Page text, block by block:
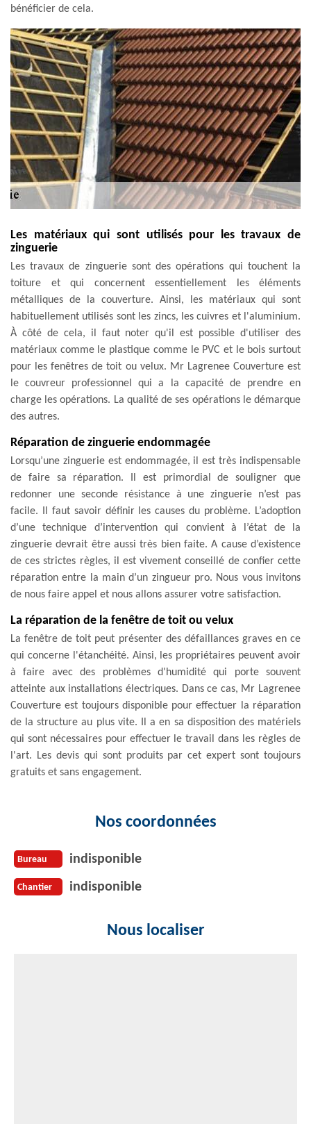
bénéficier de cela.
Les matériaux qui sont utilisés pour les travaux de
zinguerie
Les travaux de zinguerie sont des opérations qui touchent la
toiture et qui concernent essentiellement les éléments
métalliques de la couverture. Ainsi, les matériaux qui sont
habituellement utilisés sont les zincs, les cuivres et l'aluminium.
À côté de cela, il faut noter qu'il est possible d'utiliser des
matériaux comme le plastique comme le PVC et le bois surtout
pour les fenêtres de toit ou velux. Mr Lagrenee Couverture est
le couvreur professionnel qui a la capacité de prendre en
charge les opérations. La qualité de ses opérations le démarque
des autres.
Réparation de zinguerie endommagée
Lorsqu’une zinguerie est endommagée, il est très indispensable
de faire sa réparation. Il est primordial de souligner que
redonner une seconde résistance à une zinguerie n’est pas
facile. Il faut savoir définir les causes du problème. L’adoption
d’une technique d’intervention qui convient à l’état de la
zinguerie devrait être aussi très bien faite. A cause d’existence
de ces strictes règles, il est vivement conseillé de confier cette
réparation entre la main d’un zingueur pro. Nous vous invitons
de nous faire appel et nous allons assurer votre satisfaction.
La réparation de la fenêtre de toit ou velux
La fenêtre de toit peut présenter des défaillances graves en ce
qui concerne l'étanchéité. Ainsi, les propriétaires peuvent avoir
à faire avec des problèmes d'humidité qui porte souvent
atteinte aux installations électriques. Dans ce cas, Mr Lagrenee
Couverture est toujours disponible pour effectuer la réparation
de la structure au plus vite. Il a en sa disposition des matériels
qui sont nécessaires pour effectuer le travail dans les règles de
l'art. Les devis qui sont produits par cet expert sont toujours
gratuits et sans engagement.
Nos coordonnées
Bureau indisponible
Chantier indisponible
Nous localiser